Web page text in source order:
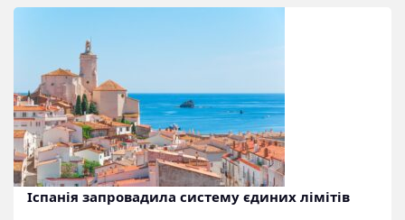
Іспанія запровадила систему єдиних лімітів